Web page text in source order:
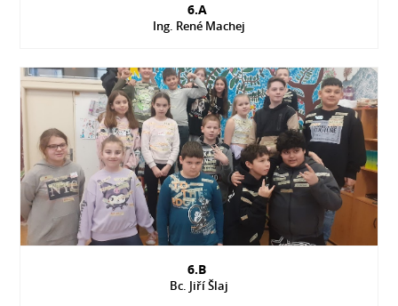
6.A
Ing. René Machej
6.B
Bc. Jiří Šlaj